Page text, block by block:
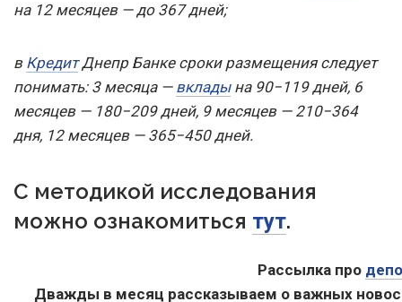
на 12 месяцев — до 367 дней;
в КредитДнепр Банке сроки размещения следует
понимать: 3 месяца — вкладына 90−119 дней, 6
месяцев — 180−209 дней, 9 месяцев — 210−364
дня, 12 месяцев — 365−450 дней.
С методикой исследования
можно ознакомиться тут.
Рассылка про
Дважды в месяц рассказываем о важных